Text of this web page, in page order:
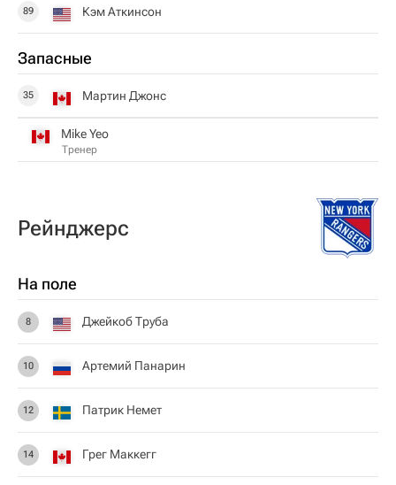
89 Кэм Аткинсон
Запасные
35 Мартин Джонс
Mike Yeo
Тренер
Рейнджерс
На поле
8 Джейкоб Труба
10 Артемий Панарин
12 Патрик Немет
14 Грег Маккегг